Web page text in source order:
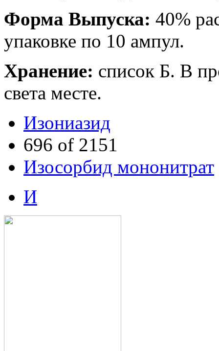
Форма Выпуска: 40%
упаковке по 10 ампул.
Хранение: список Б. В
света месте.
Изониазид
696 of 2151
Изосорбид мононитрат
И